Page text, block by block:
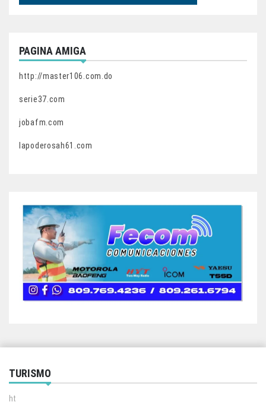
PAGINA AMIGA
http://master106.com.do
serie37.com
jobafm.com
lapoderosah61.com
TURISMO
ht